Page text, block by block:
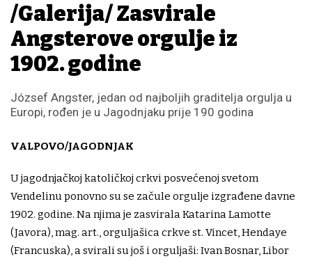
/Galerija/ Zasvirale
Angsterove orgulje iz
1902. godine
József Angster, jedan od najboljih graditelja orgulja u
Europi, rođen je u Jagodnjaku prije 190 godina
VALPOVO/JAGODNJAK
U jagodnjačkoj katoličkoj crkvi posvećenoj svetom
Vendelinu ponovno su se začule orgulje izgrađene davne
1902. godine. Na njima je zasvirala Katarina Lamotte
(Javora), mag. art., orguljašica crkve st. Vincet, Hendaye
(Francuska), a svirali su još i orguljaši: Ivan Bosnar, Libor